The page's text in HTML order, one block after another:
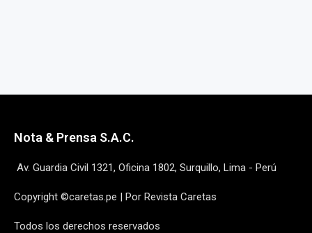
Nota & Prensa S.A.C.
Av. Guardia Civil 1321, Oficina 1802, Surquillo, Lima - Perú
Copyright ©caretas.pe | Por Revista Caretas
Todos los derechos reservados